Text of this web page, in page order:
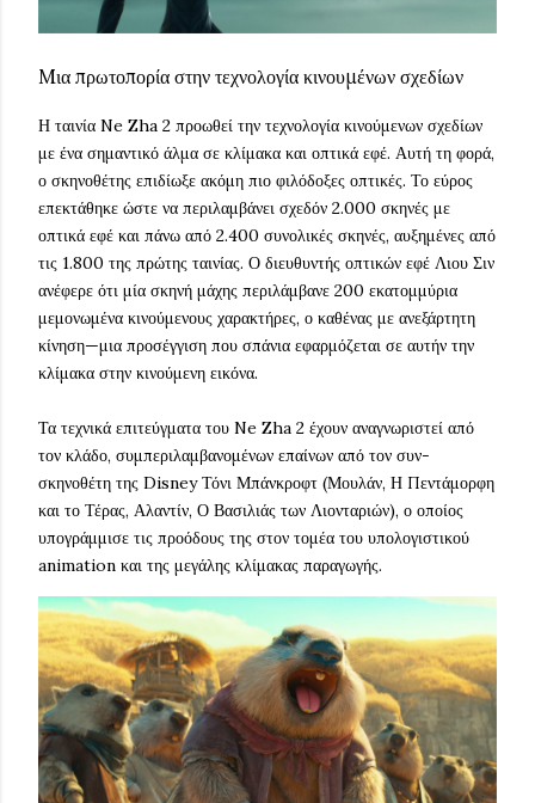
Mια πρωτοπορία στην τεχνολογία κινουμένων σχεδίων
Η ταινία Ne Zha 2 προωθεί την τεχνολογία κινούμενων σχεδίων
με ένα σημαντικό άλμα σε κλίμακα και οπτικά εφέ. Αυτή τη φορά,
ο σκηνοθέτης επιδίωξε ακόμη πιο φιλόδοξες οπτικές. Το εύρος
επεκτάθηκε ώστε να περιλαμβάνει σχεδόν 2.000 σκηνές με
οπτικά εφέ και πάνω από 2.400 συνολικές σκηνές, αυξημένες από
τις 1.800 της πρώτης ταινίας. Ο διευθυντής οπτικών εφέ Λιου Σιν
ανέφερε ότι μία σκηνή μάχης περιλάμβανε 200 εκατομμύρια
μεμονωμένα κινούμενους χαρακτήρες, ο καθένας με ανεξάρτητη
κίνηση—μια προσέγγιση που σπάνια εφαρμόζεται σε αυτήν την
κλίμακα στην κινούμενη εικόνα.
Τα τεχνικά επιτεύγματα του Ne Zha 2 έχουν αναγνωριστεί από
τον κλάδο, συμπεριλαμβανομένων επαίνων από τον συν-
σκηνοθέτη της Disney Τόνι Μπάνκροφτ (Μουλάν, Η Πεντάμορφη
και το Τέρας, Αλαντίν, Ο Βασιλιάς των Λιονταριών), ο οποίος
υπογράμμισε τις προόδους της στον τομέα του υπολογιστικού
animation και της μεγάλης κλίμακας παραγωγής.